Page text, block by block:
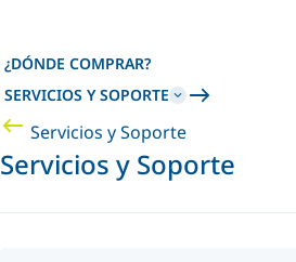
¿DÓNDE COMPRAR?
SERVICIOS Y SOPORTE
Servicios y Soporte
Servicios y Soporte